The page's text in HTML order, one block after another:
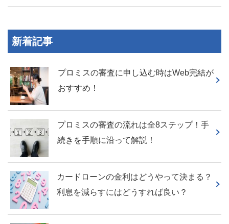
新着記事
プロミスの審査に申し込む時はWeb完結が
おすすめ！
プロミスの審査の流れは全8ステップ！手
続きを手順に沿って解説！
カードローンの金利はどうやって決まる？
利息を減らすにはどうすれば良い？